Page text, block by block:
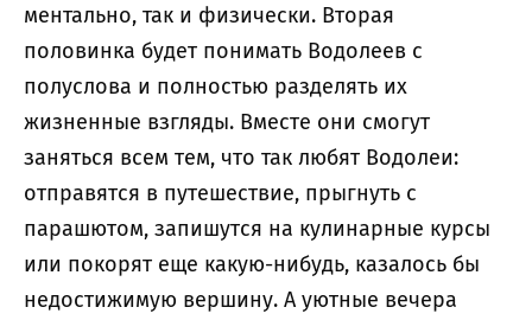
ментально, так и физически. Вторая
половинка будет понимать Водолеев с
полуслова и полностью разделять их
жизненные взгляды. Вместе они смогут
заняться всем тем, что так любят Водолеи:
отправятся в путешествие, прыгнуть с
парашютом, запишутся на кулинарные курсы
или покорят еще какую-нибудь, казалось бы
недостижимую вершину. А уютные вечера